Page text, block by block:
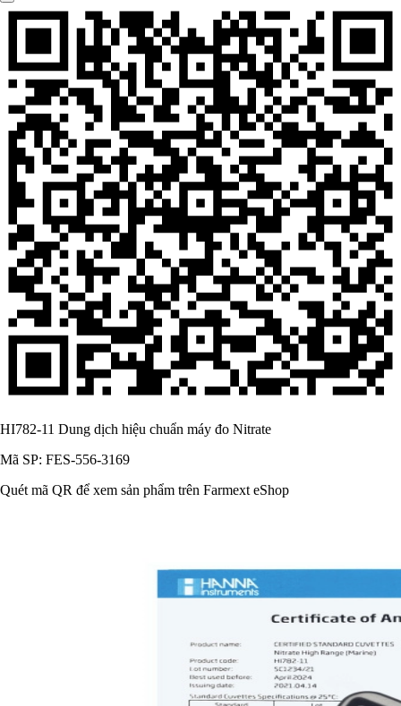
HI782-11 Dung dịch hiệu chuẩn máy đo Nitrate
Mã SP: FES-556-3169
Quét mã QR để xem sản phẩm trên Farmext eShop